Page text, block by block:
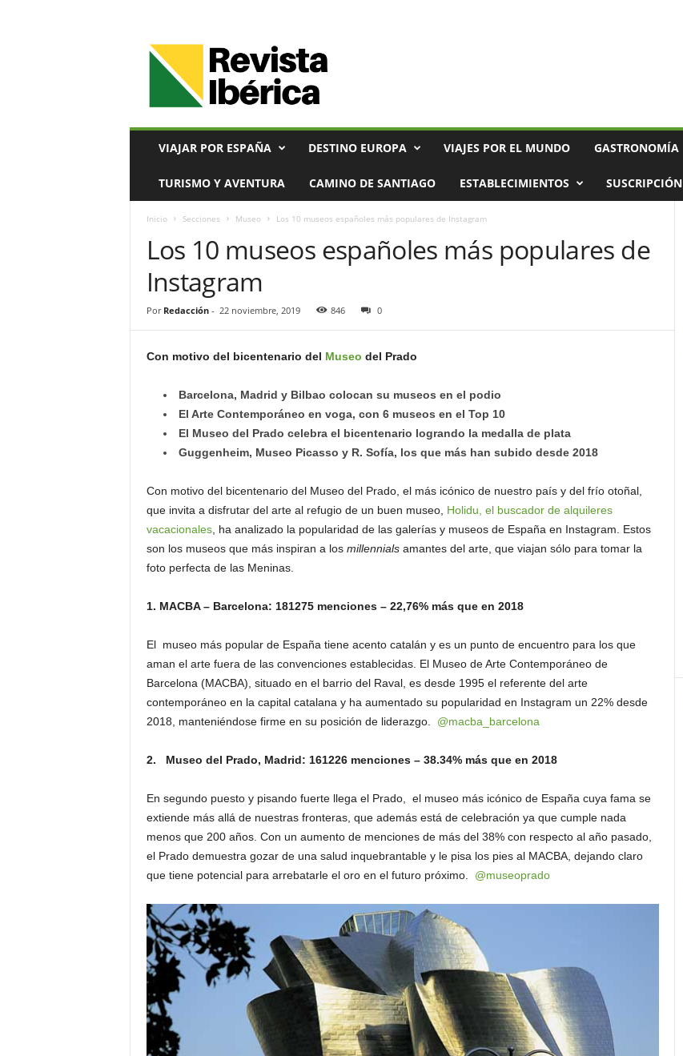
VIAJAR POR ESPAÑA DESTINO EUROPA VIAJES POR EL MUNDO GASTRONOMÍA
TURISMO Y AVENTURA CAMINO DE SANTIAGO ESTABLECIMIENTOS SUSCRIPCIÓN
Inicio Secciones Museo Los 10 museos españoles más populares de Instagram
Los 10 museos españoles más populares de
Instagram
Por Redacción- 22 noviembre, 2019 846 0
Con motivo del bicentenario del Museo del Prado
Barcelona, Madrid y Bilbao colocan su museos en el podio
El Arte Contemporáneo en voga, con 6 museos en el Top 10
El Museo del Prado celebra el bicentenario logrando la medalla de plata
Guggenheim, Museo Picasso y R. Sofía, los que más han subido desde 2018
Con motivo del bicentenario del Museo del Prado, el más icónico de nuestro país y del frío otoñal,
que invita a disfrutar del arte al refugio de un buen museo, Holidu, el buscador de alquileres
vacacionales, ha analizado la popularidad de las galerías y museos de España en Instagram. Estos
son los museos que más inspiran a los millennialsamantes del arte, que viajan sólo para tomar la
foto perfecta de las Meninas.
1. MACBA – Barcelona: 181275 menciones – 22,76% más que en 2018
El museo más popular de España tiene acento catalán y es un punto de encuentro para los que
aman el arte fuera de las convenciones establecidas. El Museo de Arte Contemporáneo de
Barcelona (MACBA), situado en el barrio del Raval, es desde 1995 el referente del arte
contemporáneo en la capital catalana y ha aumentado su popularidad en Instagram un 22% desde
2018, manteniéndose firme en su posición de liderazgo. @macba_barcelona
2. Museo del Prado, Madrid: 161226 menciones – 38.34% más que en 2018
En segundo puesto y pisando fuerte llega el Prado, el museo más icónico de España cuya fama se
extiende más allá de nuestras fronteras, que además está de celebración ya que cumple nada
menos que 200 años. Con un aumento de menciones de más del 38% con respecto al año pasado,
el Prado demuestra gozar de una salud inquebrantable y le pisa los pies al MACBA, dejando claro
que tiene potencial para arrebatarle el oro en el futuro próximo. @museoprado